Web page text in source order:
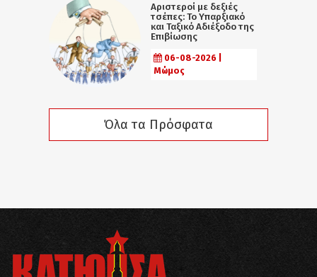
Αριστεροί με δεξιές
τσέπες: Το Υπαρξιακό
και Ταξικό Αδιέξοδο της
Επιβίωσης
06-08-2026 |
Μώμος
Όλα τα Πρόσφατα